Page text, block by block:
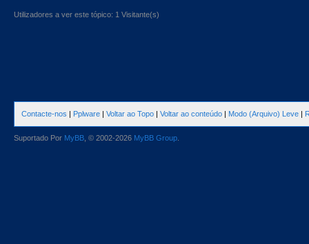
Utilizadores a ver este tópico: 1 Visitante(s)
Contacte-nos | Pplware | Voltar ao Topo | Voltar ao conteúdo | Modo (Arquivo) Leve |
Suportado Por MyBB , © 2002-2026 MyBB Group